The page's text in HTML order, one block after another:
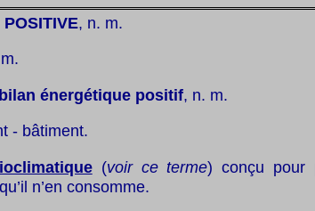
, n. m.
énergétique positif, n. m.
- bâtiment.
(voir ce terme) conçu pour
n’en consomme.